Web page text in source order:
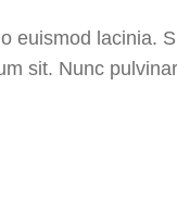
euismod lacinia.
sit. Nunc